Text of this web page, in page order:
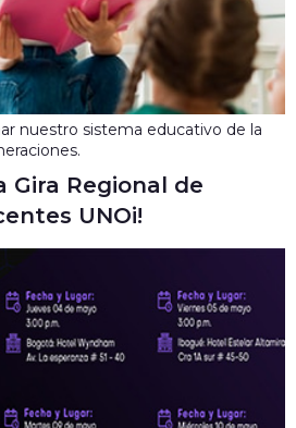
nuestro sistema educativo de la
Gira Regional de
UNOi!